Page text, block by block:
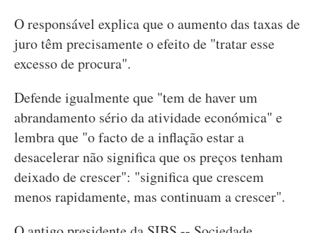
O responsável explica que o aumento das taxas de
juro têm precisamente o efeito de "tratar esse
excesso de procura".
Defende igualmente que "tem de haver um
abrandamento sério da atividade económica" e
lembra que "o facto de a inflação estar a
desacelerar não significa que os preços tenham
deixado de crescer": "significa que crescem
menos rapidamente, mas continuam a crescer".